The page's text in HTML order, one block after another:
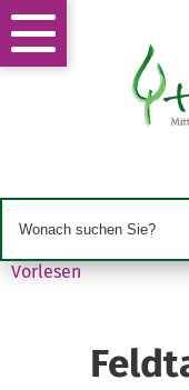
Vorlesen